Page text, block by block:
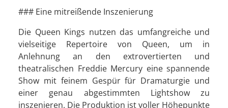
### Eine mitreißende Inszenierung
Die Queen Kings nutzen das umfangreiche und
vielseitige Repertoire von Queen, um in
Anlehnung an den extrovertierten und
theatralischen Freddie Mercury eine spannende
Show mit feinem Gespür für Dramaturgie und
einer genau abgestimmten Lightshow zu
inszenieren. Die Produktion ist voller Höhepunkte